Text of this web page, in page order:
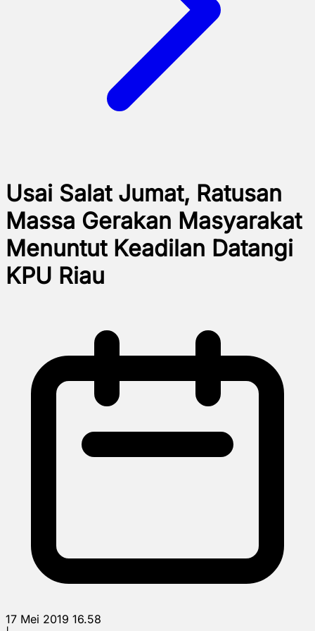
Usai Salat Jumat, Ratusan
Massa Gerakan Masyarakat
Menuntut Keadilan Datangi
KPU Riau
17 Mei 2019 16.58